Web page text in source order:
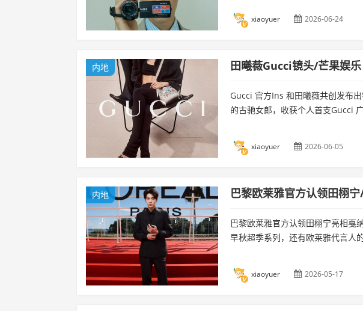
xiaoyuer 2026-06-24
内地 田曦薇Gucci镜头/芒果娱乐
Gucci 官方Ins 和田曦薇共创发布
的古驰女郎，收获个人首支Gucci
xiaoyuer 2026-06-05
内地 巴黎欧莱雅官方认领田栩
巴黎欧莱雅官方认领田栩宁亮相戛
早秋超季系列，还有欧莱雅代言人
xiaoyuer 2026-05-17